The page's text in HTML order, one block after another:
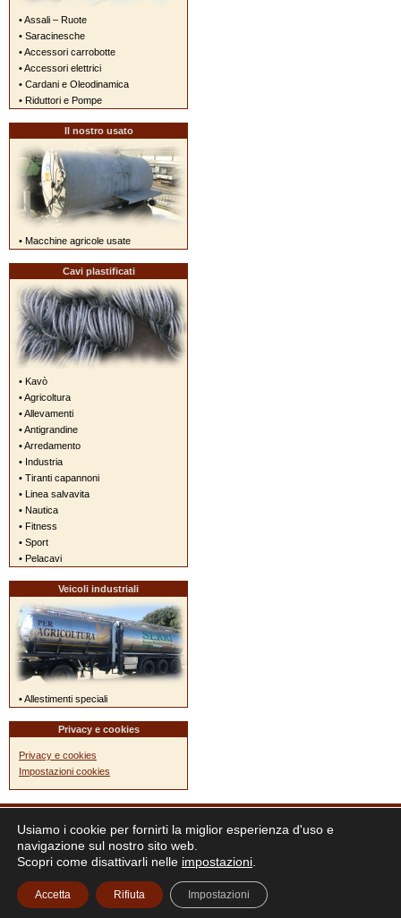
• Assali – Ruote
• Saracinesche
• Accessori carrobotte
• Accessori elettrici
• Cardani e Oleodinamica
• Riduttori e Pompe
Il nostro usato
• Macchine agricole usate
Cavi plastificati
• Kavò
• Agricoltura
• Allevamenti
• Antigrandine
• Arredamento
• Industria
• Tiranti capannoni
• Linea salvavita
• Nautica
• Fitness
• Sport
• Pelacavi
Veicoli industriali
• Allestimenti speciali
Privacy e cookies
Privacy e cookies
Impostazioni cookies
Usiamo i cookie per fornirti la miglior esperienza d'uso e
navigazione sul nostro sito web.
Scopri come disattivarli nelle impostazioni
Accetta Rifiuta Impostazioni